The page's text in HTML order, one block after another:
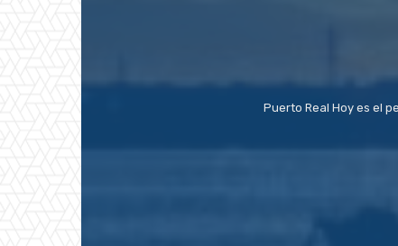
Puerto Real Hoy es el